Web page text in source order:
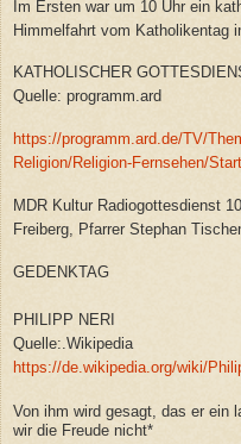
Im Ersten war um 10 Uhr ein
Himmelfahrt vom Katholikentag
KATHOLISCHER
Quelle: programm.ard
https://programm.ard.de/TV/
Religion/Religion-Fernsehen/
MDR Kultur Radiogottesdienst
Freiberg, Pfarrer Stephan
GEDENKTAG
PHILIPP NERI
Quelle:.Wikipedia
https://de.wikipedia.org/wiki/
Von ihm wird gesagt, das er ein
wir die Freude nicht*